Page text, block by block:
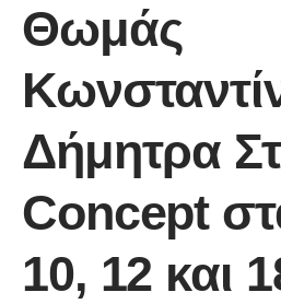
Θωμάς
Δήμητρα
Concept
10, 12 και